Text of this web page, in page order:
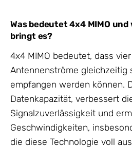
Was bedeutet 4x4 MIMO
bringt es?
4x4 MIMO bedeutet, dass
Antennenströme gleichzeitig
empfangen werden können.
Datenkapazität, verbessert
Signalzuverlässigkeit und
Geschwindigkeiten,
die diese Technologie voll